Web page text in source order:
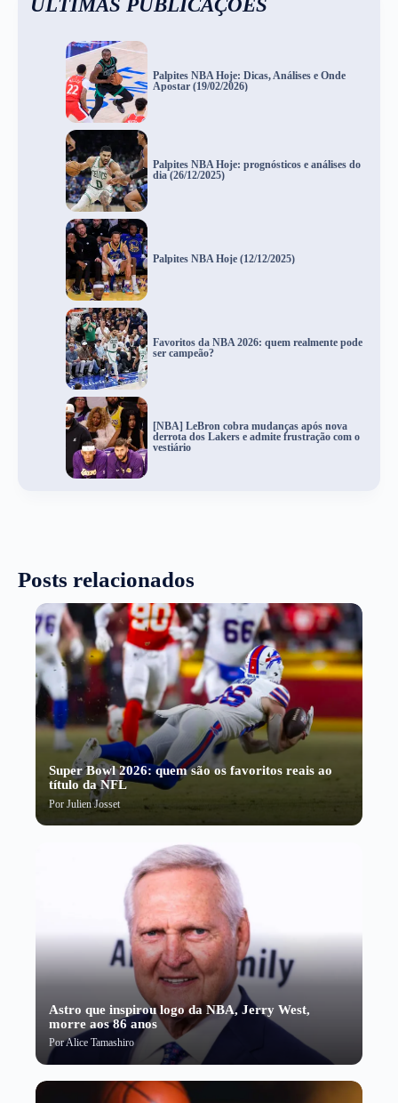
ÚLTIMAS PUBLICAÇÕES
Palpites NBA Hoje: Dicas, Análises e Onde
Apostar (19/02/2026)
Palpites NBA Hoje: prognósticos e análises do
dia (26/12/2025)
Palpites NBA Hoje (12/12/2025)
Favoritos da NBA 2026: quem realmente pode
ser campeão?
[NBA] LeBron cobra mudanças após nova
derrota dos Lakers e admite frustração com o
vestiário
Posts relacionados
Super Bowl 2026: quem são os favoritos reais ao
título da NFL
Por Julien Josset
Astro que inspirou logo da NBA, Jerry West,
morre aos 86 anos
PorAlice Tamashiro